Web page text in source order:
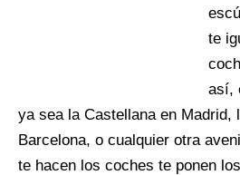
te
así,
ya sea la Castellana en Madrid,
Barcelona, o cualquier otra
te hacen los coches te ponen